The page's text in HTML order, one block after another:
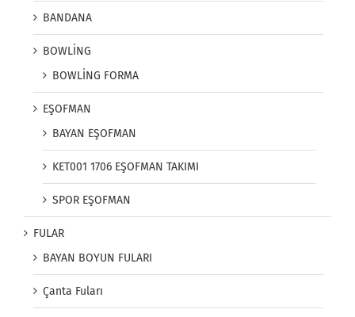
BANDANA
BOWLİNG
BOWLİNG FORMA
EŞOFMAN
BAYAN EŞOFMAN
KET001 1706 EŞOFMAN TAKIMI
SPOR EŞOFMAN
FULAR
BAYAN BOYUN FULARI
Çanta Fuları